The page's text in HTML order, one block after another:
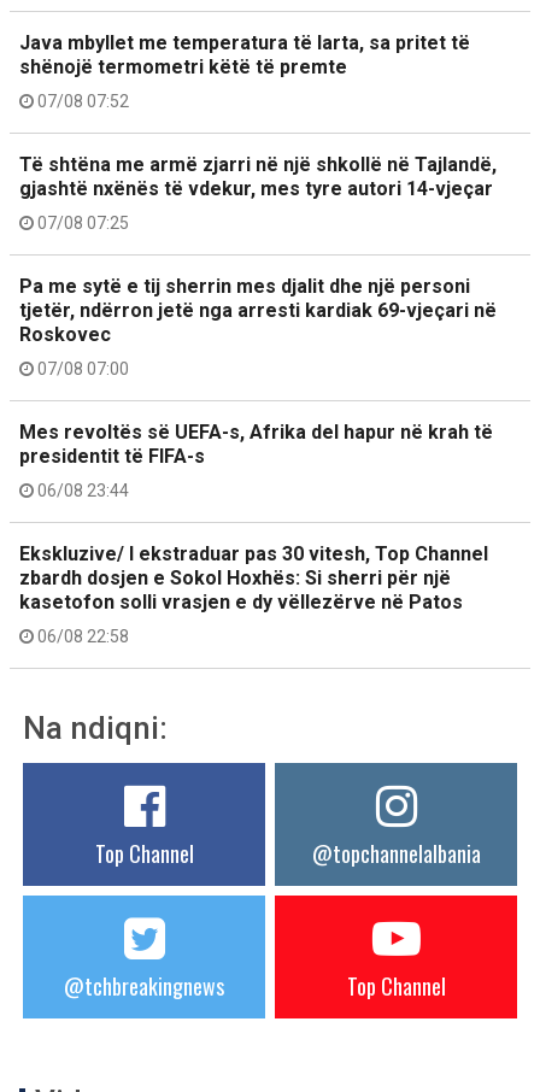
Java mbyllet me temperatura të larta, sa pritet të
shënojë termometri këtë të premte
07/08 07:52
Të shtëna me armë zjarri në një shkollë në Tajlandë,
gjashtë nxënës të vdekur, mes tyre autori 14-vjeçar
07/08 07:25
Pa me sytë e tij sherrin mes djalit dhe një personi
tjetër, ndërron jetë nga arresti kardiak 69-vjeçari në
Roskovec
07/08 07:00
Mes revoltës së UEFA-s, Afrika del hapur në krah të
presidentit të FIFA-s
06/08 23:44
Ekskluzive/ I ekstraduar pas 30 vitesh, Top Channel
zbardh dosjen e Sokol Hoxhës: Si sherri për një
kasetofon solli vrasjen e dy vëllezërve në Patos
06/08 22:58
Na ndiqni:
Top Channel @topchannelalbania
@tchbreakingnews Top Channel